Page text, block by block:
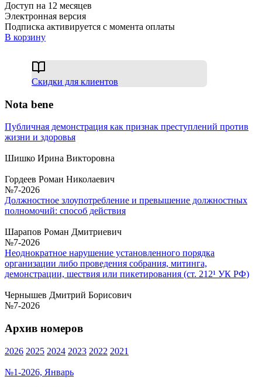
Доступ на 12 месяцев
Электронная версия
Подписка активируется с момента оплаты
В корзину
Скидки для клиентов
Nota bene
Публичная демонстрация как признак преступлений против
жизни и здоровья
Шишко Ирина Викторовна
Гордеев Роман Николаевич
№7-2026
Должностное злоупотребление и превышение должностных
полномочий: способ действия
Шарапов Роман Дмитриевич
№7-2026
Неоднократное нарушение установленного порядка
организации либо проведения собрания, митинга,
демонстрации, шествия или пикетирования (ст. 212¹ УК РФ)
Чернышев Дмитрий Борисович
№7-2026
Архив номеров
2026 2025 2024 2023 2022 2021
№1-2026, Январь